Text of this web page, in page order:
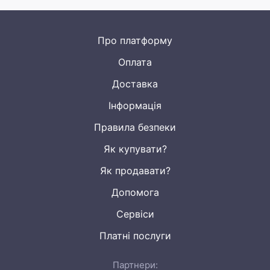
Про платформу
Оплата
Доставка
Інформація
Правила безпеки
Як купувати?
Як продавати?
Допомога
Сервіси
Платні послуги
Партнери: